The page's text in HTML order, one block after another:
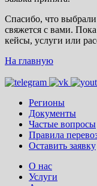
Спасибо, что
свяжется с вами.
кейсы, услуги или
На главную
Регионы
Документы
Частые вопросы
Правила
Оставить заявку
О нас
Услуги